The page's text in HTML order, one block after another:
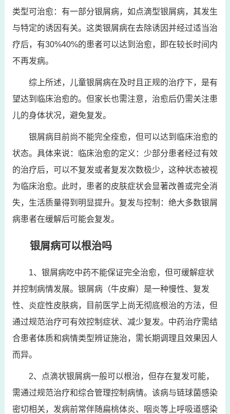
类型可治愈：有一部分银屑病，如点滴型银屑病，其发生
与特定的诱因有关。这类银屑病在去除诱因并经过适当治
疗后，有30%40%的患者可以达到治愈，即在较长时间内
不再发病。
综上所述，儿童银屑病在及时且正规的治疗下，是有
望达到临床治愈的。但家长也需注意，治愈后仍需关注患
儿的身体状况，避免复发。
银屑病目前尚不能完全痊愈，但可以达到临床治愈的
状态。具体来说：临床治愈的定义：少部分患者经过有效
的治疗后，可以不复发或者复发次数极少，这种状态被视
为临床治愈。此时，患者的皮肤症状会显著改善或完全消
失，生活质量得到明显提升。复发与控制：绝大多数银屑
病患者在缓解后可能会复发。
银屑病可以根治吗
1、银屑病吃中药不能保证完全治愈，但可缓解症状
并控制病情发展。银屑病（牛皮癣）是一种慢性、复发
性、炎症性皮肤病，目前医学上尚无彻底根治的方法，但
通过规范治疗可有效控制症状、减少复发。中药治疗需结
合患者体质和病情类型辨证施治，需长期调理且效果因人
而异。
2、点滴状银屑病一般可以根治，但存在复发可能，
需通过规范治疗和综合管理控制病情。该病与链球菌感染
密切相关，发病前常伴随扁桃体炎、咽炎等上呼吸道感染